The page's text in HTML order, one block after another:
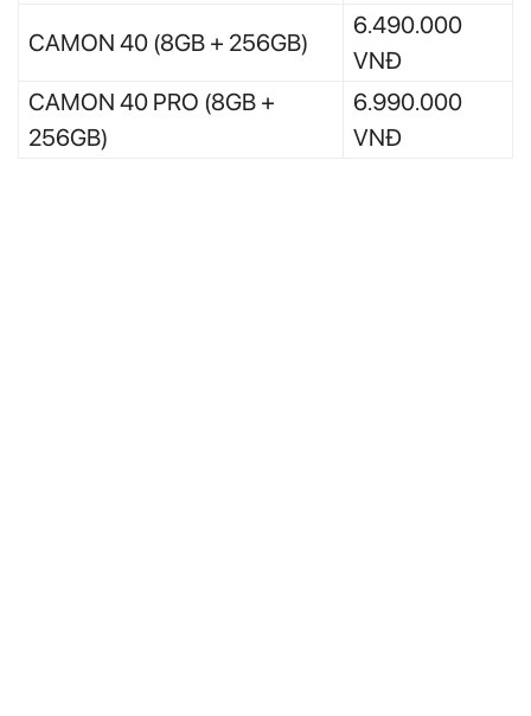
CAMON 40 (8GB + 256GB)
6.490.000
VNĐ
CAMON 40 PRO (8GB +
256GB)
6.990.000
VNĐ